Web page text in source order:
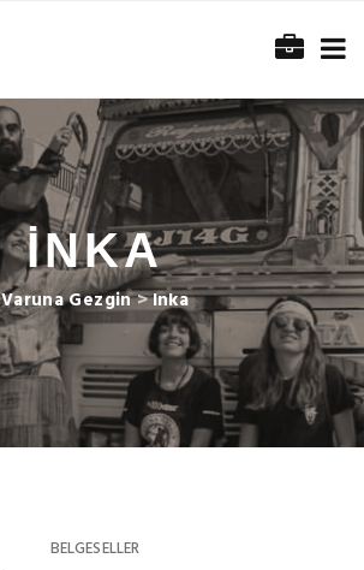
INKA
Varuna Gezgin>Inka
BELGESELLER